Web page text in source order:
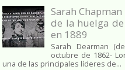
Sarah
de la huelga
en 1889
Sarah Dearman
octubre de 1862​-
una de las principales líderes de...